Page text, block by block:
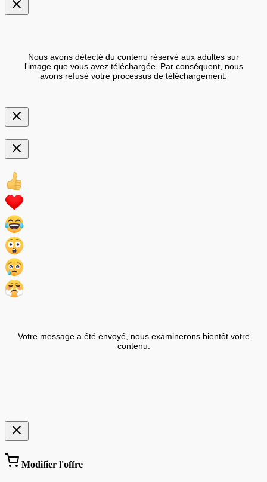
Nous avons détecté du contenu réservé aux adultes sur
l'image que vous avez téléchargée. Par conséquent, nous
avons refusé votre processus de téléchargement.
Votre message a été envoyé, nous examinerons bientôt votre
contenu.
Modifier l'offre